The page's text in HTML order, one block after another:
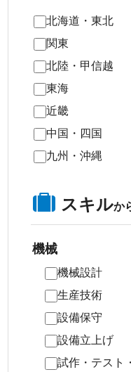
北海道・東北
関東
北陸・甲信越
東海
近畿
中国・四国
九州・沖縄
スキルか
機械
機械設計
生産技術
設備保守
設備立上げ
試作・テスト